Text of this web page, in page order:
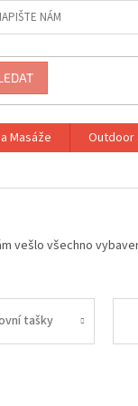
NÁM
Masáže Outdoor
vešlo všechno
tašky